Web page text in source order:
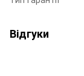
Відгуки